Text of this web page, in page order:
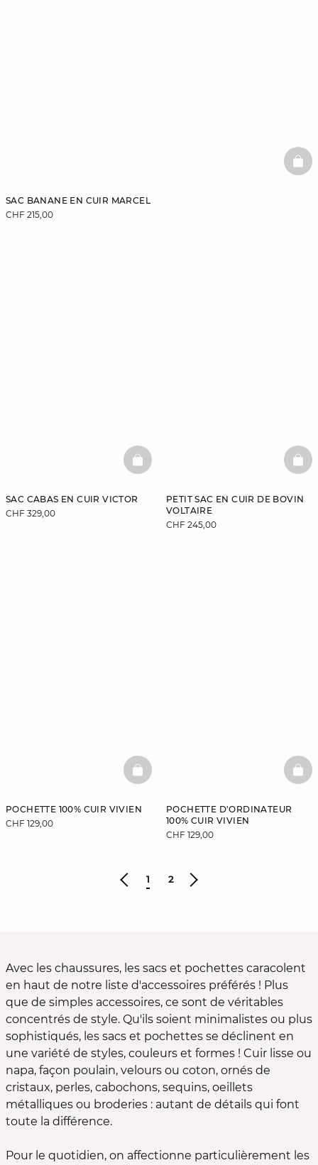
SAC BANANE EN CUIR MARCEL
CHF 215,00
SAC CABAS EN CUIR VICTOR
CHF 329,00
BASKETFULL
PETIT SAC EN CUIR DE BOVIN
VOLTAIRE
CHF 245,00
POCHETTE 100% CUIR VIVIEN
CHF 129,00
BASKETFULL
POCHETTE D'ORDINATEUR
100% CUIR VIVIEN
CHF 129,00
1 2
Avec les chaussures, les sacs et pochettes caracolent
en haut de notre liste d'accessoires préférés ! Plus
que de simples accessoires, ce sont de véritables
concentrés de style. Qu'ils soient minimalistes ou plus
sophistiqués, les sacs et pochettes se déclinent en
une variété de styles, couleurs et formes ! Cuir lisse ou
napa, façon poulain, velours ou coton, ornés de
cristaux, perles, cabochons, sequins, oeillets
métalliques ou broderies : autant de détails qui font
toute la différence.
Pour le quotidien, on affectionne particulièrement les